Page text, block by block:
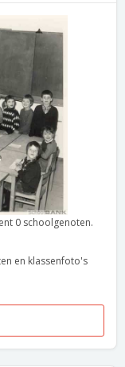
0 schoolgenoten.
en klassenfoto's